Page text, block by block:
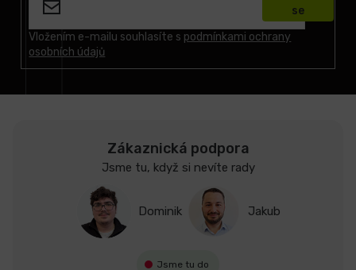
Vložením e-mailu souhlasíte s podmínkami ochrany
osobních údajů
se
Zákaznická podpora
Jsme tu, když si nevíte rady
Dominik Jakub
Jsme tu do